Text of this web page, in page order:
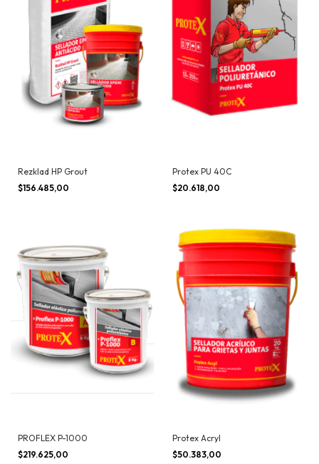
Rezklad HP Grout
$156.485,00
Protex PU 40C
$20.618,00
PROFLEX P-1000
$219.625,00
Protex Acryl
$50.383,00